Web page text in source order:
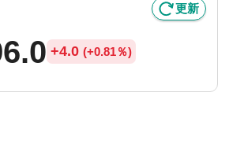
更新
+4.0 (+0.81％)